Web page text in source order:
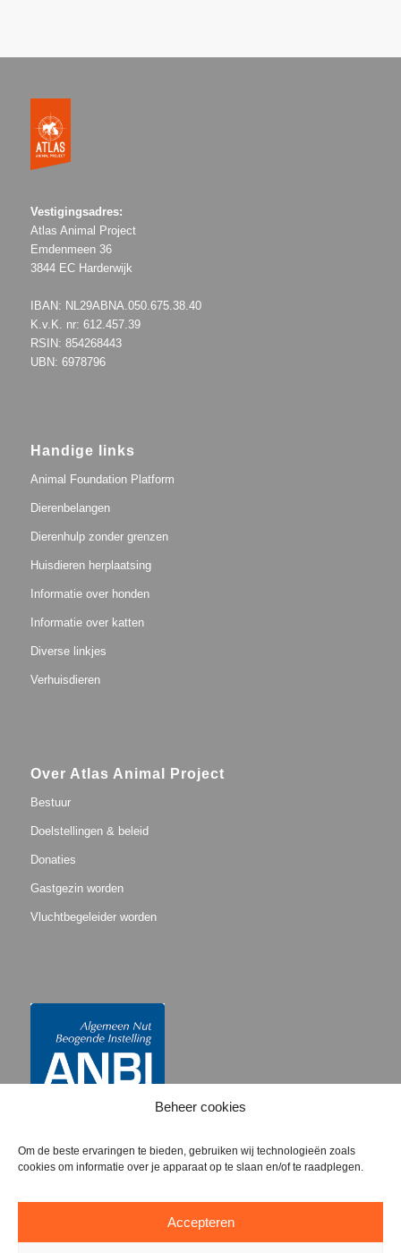
Beheer cookies
Om de beste ervaringen te bieden, gebruiken wij technologieën zoals
cookies om informatie over je apparaat op te slaan en/of te raadplegen.
Accepteren
Vestigingsadres:
Atlas Animal Project
Emdenmeen 36
3844 EC Harderwijk
IBAN: NL29ABNA.050.675.38.40
K.v.K. nr: 612.457.39
RSIN: 854268443
UBN: 6978796
Handige links
Animal Foundation Platform
Dierenbelangen
Dierenhulp zonder grenzen
Huisdieren herplaatsing
Informatie over honden
Informatie over katten
Diverse linkjes
Verhuisdieren
Over Atlas Animal Project
Bestuur
Doelstellingen & beleid
Donaties
Gastgezin worden
Vluchtbegeleider worden